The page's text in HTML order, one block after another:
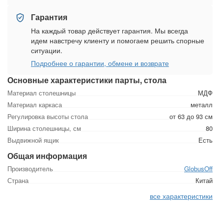
Основные характеристики парты, стола
Материал столешницы
МДФ
Материал каркаса
металл
Регулировка высоты стола
от 63 до 93 см
Ширина столешницы, см
80
Выдвижной ящик
Есть
Общая информация
Производитель
GlobusOff
Страна
Китай
все характеристики
Гарантия
На каждый товар действует гарантия. Мы всегда
идем навстречу клиенту и помогаем решить спорные
ситуации.
Подробнее о гарантии, обмене и возврате